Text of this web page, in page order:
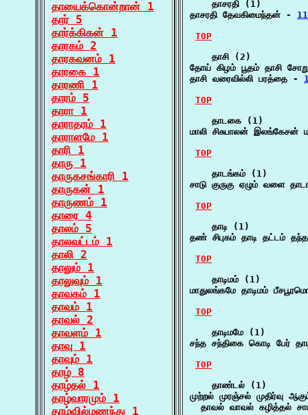
தாயைக்கொன்றான் 1
தார் 5
தார்க்கிகன் 1
தாரகம் 2
தாரகவனம் 1
தாரகை 1
தாரணி 1
தாரம் 5
தாரா 1
தாராதரம் 1
தாராளமே 1
தாரி 1
தாரு 1
தாருகசங்காரி 1
தாருகன் 1
தாருணம் 1
தாரை 4
தாலம் 5
தாலவட்டம் 1
தாலி 2
தாலும் 1
தாலுவும் 1
தாவகம் 1
தாவம் 1
தாவல் 2
தாவளம் 1
தாவு 1
தாவும் 1
தாழ் 8
தாழ்தல் 1
தாழ்வாரமும் 1
தாழ்வில்மணந்து 1
    தாசரதி (1)
தாசரதி தேவகிமைந்தன் -
TOP
    தாசி (2)
தோய் கிழம் பூதம் தாசி
தாசி வரைவில்லி பரத்தை -
TOP
    தாடகை (1)
மாலி சிசுபாலன் இலங்கேசன்
TOP
    தாடங்கம் (1)
சாடு குருகு ஏழும் வளை
TOP
    தாடி (1)
தண் சிபுகம் தாடி தட்டம்
TOP
    தாடிமம் (1)
மாதுலங்கமே தாடிமம்
TOP
    தாடிமமே (1)
சந்த சந்திகை கொடி பேர்
TOP
    தாண்டல் (1)
முற்றல் முரஞ்சல் முதிர்வு
தாவல் வாவல் கழித்தல்